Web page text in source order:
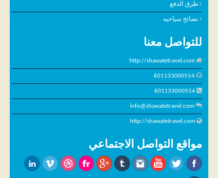
طرق الدفع
نصائح سياحيه
للتواصل معنا
http://shawatetravel.com
601133000554
601133000554
info@shawatetravel.com
http://shawatetravel.com
مواقع التواصل الاجتماعي